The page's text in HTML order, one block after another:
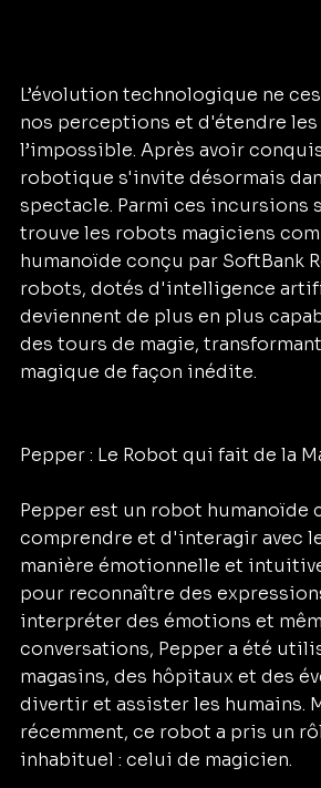
L’évolution technologique ne
nos perceptions et d'étendre
l’impossible. Après avoir
robotique s'invite désormais
spectacle. Parmi ces incursions
trouve les robots magiciens
humanoïde conçu par SoftBank
robots, dotés d'intelligence
deviennent de plus en plus
des tours de magie,
magique de façon inédite.
Pepper : Le Robot qui fait de la
Pepper est un robot humanoïde
comprendre et d'interagir avec
manière émotionnelle et
pour reconnaître des
interpréter des émotions et
conversations, Pepper a été
magasins, des hôpitaux et des
divertir et assister les humains.
récemment, ce robot a pris un
inhabituel : celui de magicien.